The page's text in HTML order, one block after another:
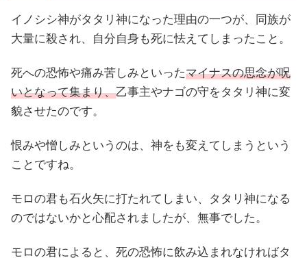
イノシシ神がタタリ神になった理由の一つが、同族が
大量に殺され、自分自身も死に怯えてしまったこと。
死への恐怖や痛み苦しみといったマイナスの思念が呪
いとなって集まり、乙事主やナゴの守をタタリ神に変
貌させたのです。
恨みや憎しみというのは、神をも変えてしまうという
ことですね。
モロの君も石火矢に打たれてしまい、タタリ神になる
のではないかと心配されましたが、無事でした。
モロの君によると、死の恐怖に飲み込まれなければタ